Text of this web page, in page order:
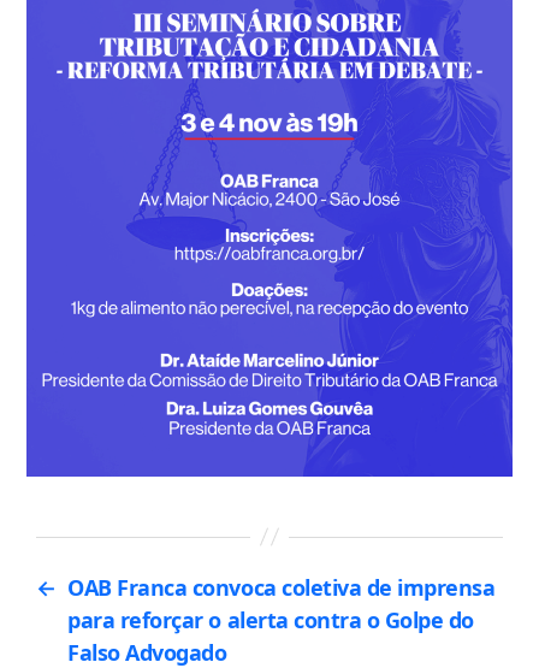
← OAB Franca convoca coletiva de imprensa
para reforçar o alerta contra o Golpe do
Falso Advogado